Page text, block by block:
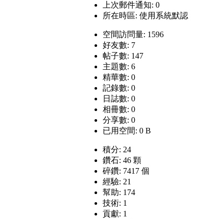
上次郵件通知: 0
所在時區: 使用系統默認
空間訪問量: 1596
好友數: 7
帖子數: 147
主題數: 6
精華數: 0
記錄數: 0
日誌數: 0
相冊數: 0
分享數: 0
已用空間: 0 B
積分: 24
鑽石: 46 顆
碎鑽: 7417 個
經驗: 21
幫助: 174
技術: 1
貢獻: 1